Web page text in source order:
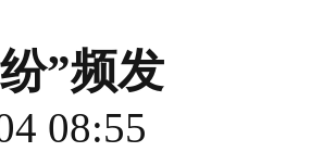
”频发
08:55